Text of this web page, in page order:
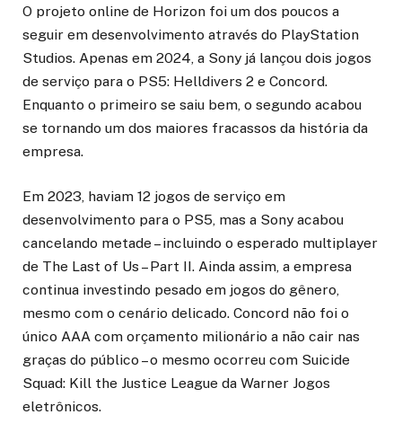
O projeto online de Horizon foi um dos poucos a
seguir em desenvolvimento através do PlayStation
Studios. Apenas em 2024, a Sony já lançou dois jogos
de serviço para o PS5: Helldivers 2 e Concord.
Enquanto o primeiro se saiu bem, o segundo acabou
se tornando um dos maiores fracassos da história da
empresa.
Em 2023, haviam 12 jogos de serviço em
desenvolvimento para o PS5, mas a Sony acabou
cancelando metade – incluindo o esperado multiplayer
de The Last of Us – Part II. Ainda assim, a empresa
continua investindo pesado em jogos do gênero,
mesmo com o cenário delicado. Concord não foi o
único AAA com orçamento milionário a não cair nas
graças do público – o mesmo ocorreu com Suicide
Squad: Kill the Justice League da Warner Jogos
eletrônicos.